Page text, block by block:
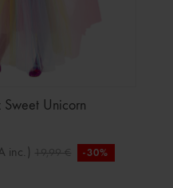
Sweet Unicorn
inc.) 19,99 € -30%